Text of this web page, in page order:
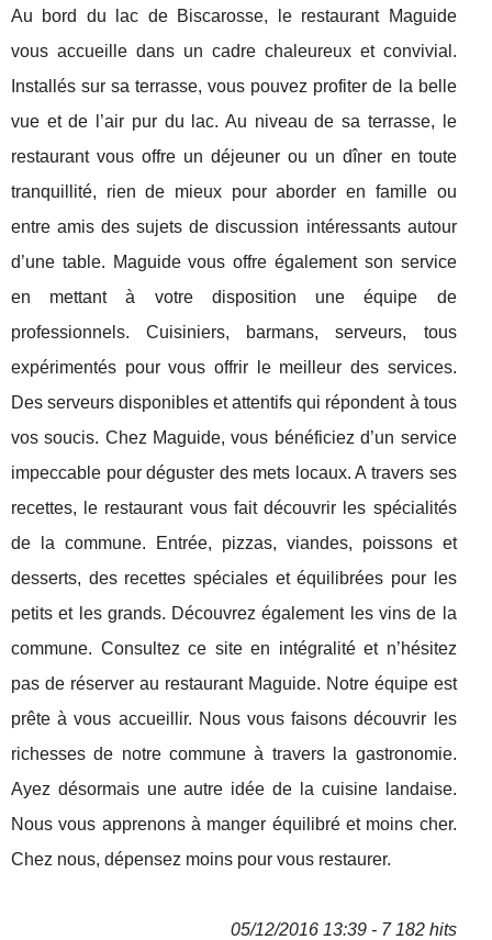
Au bord du lac de Biscarosse, le restaurant Maguide
vous accueille dans un cadre chaleureux et convivial.
Installés sur sa terrasse, vous pouvez profiter de la belle
vue et de l’air pur du lac. Au niveau de sa terrasse, le
restaurant vous offre un déjeuner ou un dîner en toute
tranquillité, rien de mieux pour aborder en famille ou
entre amis des sujets de discussion intéressants autour
d’une table. Maguide vous offre également son service
en mettant à votre disposition une équipe de
professionnels. Cuisiniers, barmans, serveurs, tous
expérimentés pour vous offrir le meilleur des services.
Des serveurs disponibles et attentifs qui répondent à tous
vos soucis. Chez Maguide, vous bénéficiez d’un service
impeccable pour déguster des mets locaux. A travers ses
recettes, le restaurant vous fait découvrir les spécialités
de la commune. Entrée, pizzas, viandes, poissons et
desserts, des recettes spéciales et équilibrées pour les
petits et les grands. Découvrez également les vins de la
commune. Consultez ce site en intégralité et n’hésitez
pas de réserver au restaurant Maguide. Notre équipe est
prête à vous accueillir. Nous vous faisons découvrir les
richesses de notre commune à travers la gastronomie.
Ayez désormais une autre idée de la cuisine landaise.
Nous vous apprenons à manger équilibré et moins cher.
Chez nous, dépensez moins pour vous restaurer.
05/12/2016 13:39 - 7 182 hits